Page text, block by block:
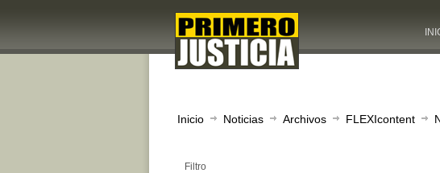
Inicio Noticias Archivos FLEXIcontent
Filtro